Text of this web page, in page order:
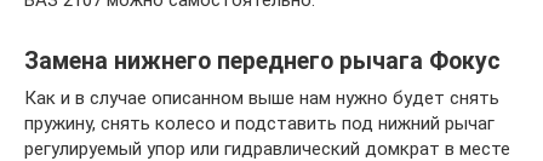
Замена нижнего переднего рычага Фокус
Как и в случае описанном выше нам нужно будет снять
пружину, снять колесо и подставить под нижний рычаг
регулируемый упор или гидравлический домкрат в месте